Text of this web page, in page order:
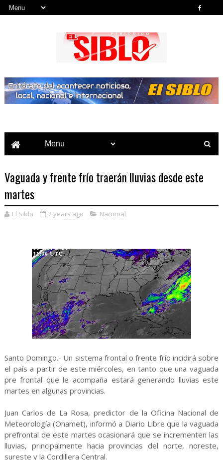
Vaguada y frente frío traerán lluvias desde este
martes
El Siblo 2 years ago Nacional
Santo Domingo.- Un sistema frontal o frente frío incidirá sobre
el país a partir de este miércoles, en tanto que una vaguada
pre frontal que le acompaña estará generando lluvias este
martes en algunas provincias.
Juan Carlos de La Rosa, predictor de la Oficina Nacional de
Meteorología (Onamet), informó a Diario Libre que la vaguada
prefrontal de este martes ocasionará que se incrementen las
lluvias, principalmente hacia provincias del norte, noreste,
sureste y la Cordillera Central.